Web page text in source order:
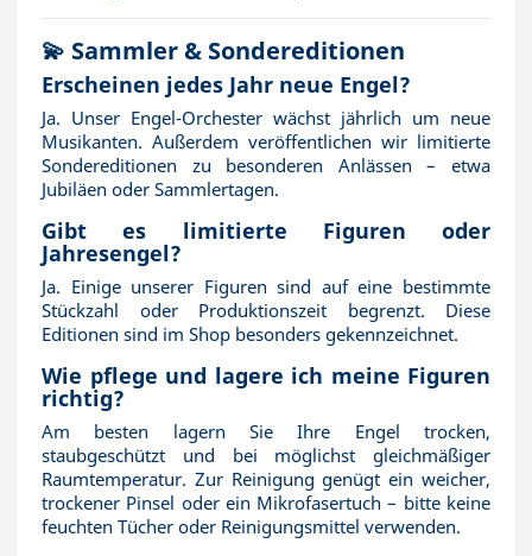
💫 Sammler & Sondereditionen
Erscheinen jedes Jahr neue Engel?
Ja. Unser Engel-Orchester wächst jährlich um neue
Musikanten. Außerdem veröffentlichen wir limitierte
Sondereditionen zu besonderen Anlässen – etwa
Jubiläen oder Sammlertagen.
Gibt es limitierte Figuren oder
Jahresengel?
Ja. Einige unserer Figuren sind auf eine bestimmte
Stückzahl oder Produktionszeit begrenzt. Diese
Editionen sind im Shop besonders gekennzeichnet.
Wie pflege und lagere ich meine Figuren
richtig?
Am besten lagern Sie Ihre Engel trocken,
staubgeschützt und bei möglichst gleichmäßiger
Raumtemperatur. Zur Reinigung genügt ein weicher,
trockener Pinsel oder ein Mikrofasertuch – bitte keine
feuchten Tücher oder Reinigungsmittel verwenden.